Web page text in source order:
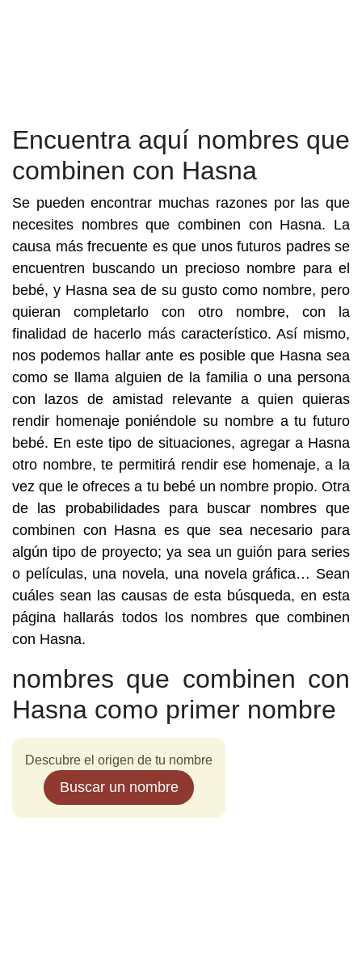
Encuentra aquí nombres que
combinen con Hasna
Se pueden encontrar muchas razones por las que
necesites nombres que combinen con Hasna. La
causa más frecuente es que unos futuros padres se
encuentren buscando un precioso nombre para el
bebé, y Hasna sea de su gusto como nombre, pero
quieran completarlo con otro nombre, con la
finalidad de hacerlo más característico. Así mismo,
nos podemos hallar ante es posible que Hasna sea
como se llama alguien de la familia o una persona
con lazos de amistad relevante a quien quieras
rendir homenaje poniéndole su nombre a tu futuro
bebé. En este tipo de situaciones, agregar a Hasna
otro nombre, te permitirá rendir ese homenaje, a la
vez que le ofreces a tu bebé un nombre propio. Otra
de las probabilidades para buscar nombres que
combinen con Hasna es que sea necesario para
algún tipo de proyecto; ya sea un guión para series
o películas, una novela, una novela gráfica… Sean
cuáles sean las causas de esta búsqueda, en esta
página hallarás todos los nombres que combinen
con Hasna.
nombres que combinen con
Hasna como primer nombre
Descubre el origen de tu nombre
Buscar un nombre